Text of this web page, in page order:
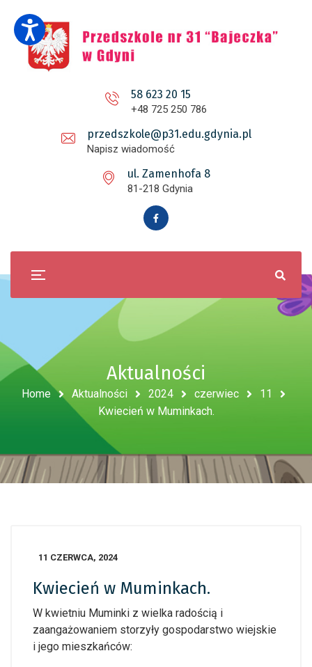
58 623 20 15
+48 725 250 786
przedszkole@p31.edu.gdynia.pl
Napisz wiadomość
ul. Zamenhofa 8
81-218 Gdynia
Aktualności
Home Aktualności 2024 czerwiec
11
Kwiecień w Muminkach.
11 CZERWCA, 2024
Kwiecień w Muminkach.
W kwietniu Muminki z wielka radością i
zaangażowaniem storzyły gospodarstwo wiejskie
i jego mieszkańców: